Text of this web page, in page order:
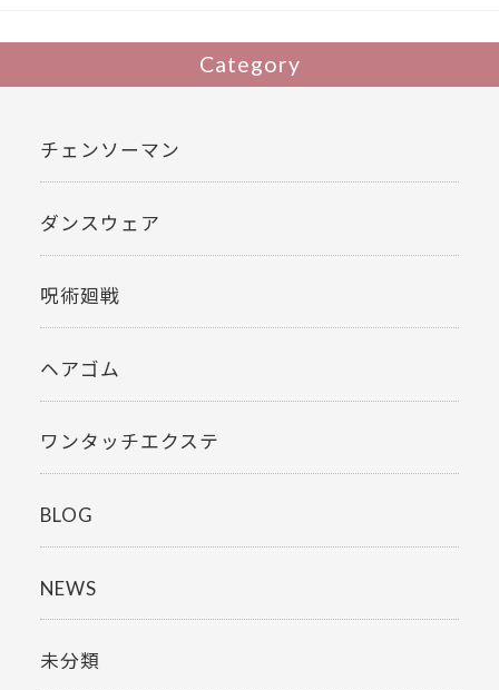
Category
チェンソーマン
ダンスウェア
呪術廻戦
ヘアゴム
ワンタッチエクステ
BLOG
NEWS
未分類